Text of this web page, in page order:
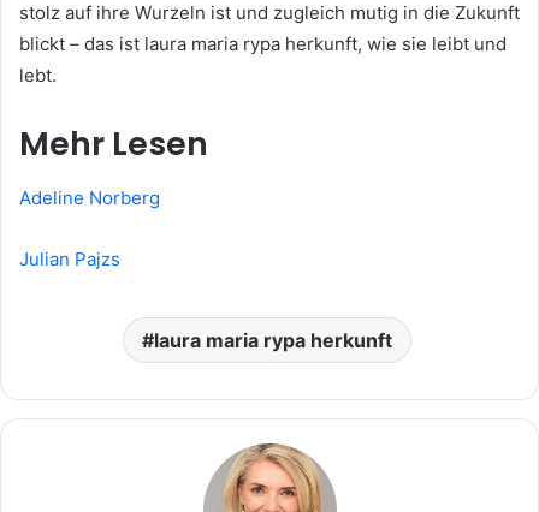
stolz auf ihre Wurzeln ist und zugleich mutig in die Zukunft
blickt – das ist laura maria rypa herkunft, wie sie leibt und
lebt.
Mehr Lesen
Adeline Norberg
Julian Pajzs
laura maria rypa herkunft